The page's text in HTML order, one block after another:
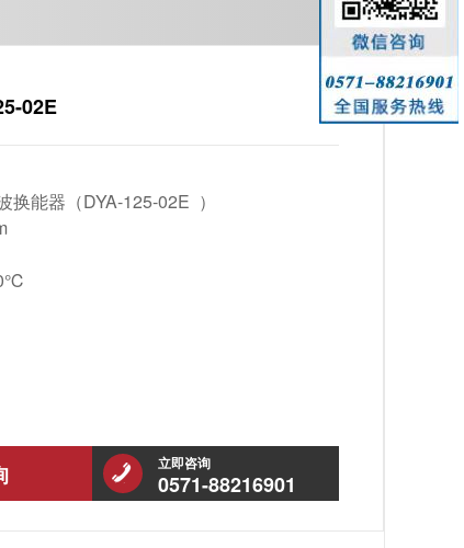
02E
换能器（DYA-125-02E ）
立即咨询
0571-88216901